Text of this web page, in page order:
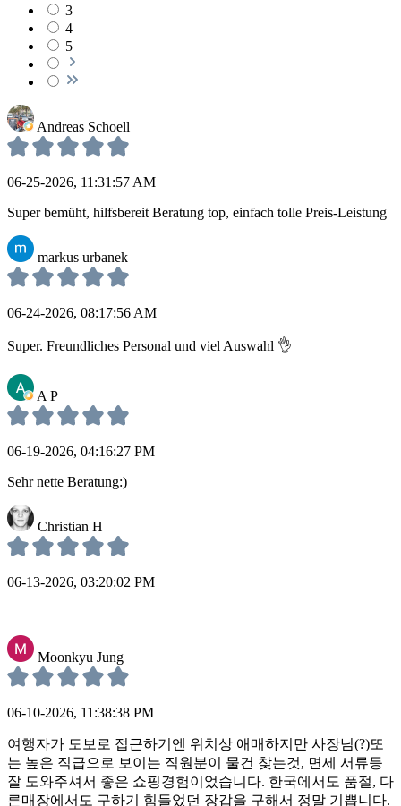
3
4
5
Andreas Schoell
06-25-2026, 11:31:57 AM
Super bemüht, hilfsbereit Beratung top, einfach tolle Preis-Leistung
markus urbanek
06-24-2026, 08:17:56 AM
Super. Freundliches Personal und viel Auswahl 👌
A P
06-19-2026, 04:16:27 PM
Sehr nette Beratung:)
Christian H
06-13-2026, 03:20:02 PM
Moonkyu Jung
06-10-2026, 11:38:38 PM
여행자가 도보로 접근하기엔 위치상 애매하지만 사장님(?)또
는 높은 직급으로 보이는 직원분이 물건 찾는것, 면세 서류등
잘 도와주셔서 좋은 쇼핑경험이었습니다. 한국에서도 품절, 다
른매장에서도 구하기 힘들었던 장갑을 구해서 정말 기쁩니다.